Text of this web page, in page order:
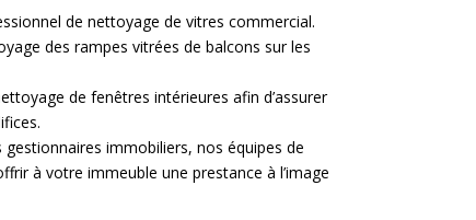
de nettoyage de vitres commercial.
des rampes vitrées de balcons sur les
de fenêtres intérieures afin d’assurer
immobiliers, nos équipes de
à votre immeuble une prestance à l’image